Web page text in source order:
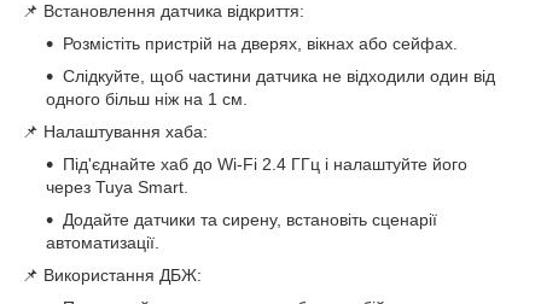
📌 Встановлення датчика відкриття:
Розмістіть пристрій на дверях, вікнах або сейфах.
Слідкуйте, щоб частини датчика не відходили один від
одного більш ніж на 1 см.
📌 Налаштування хаба:
Під'єднайте хаб до Wi-Fi 2.4 ГГц і налаштуйте його
через Tuya Smart.
Додайте датчики та сирену, встановіть сценарії
автоматизації.
📌 Використання ДБЖ: